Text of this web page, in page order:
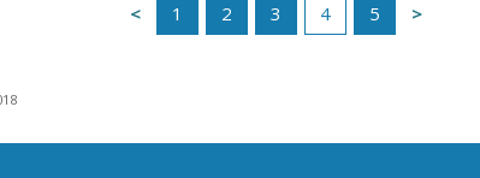
1 2 3 4 5